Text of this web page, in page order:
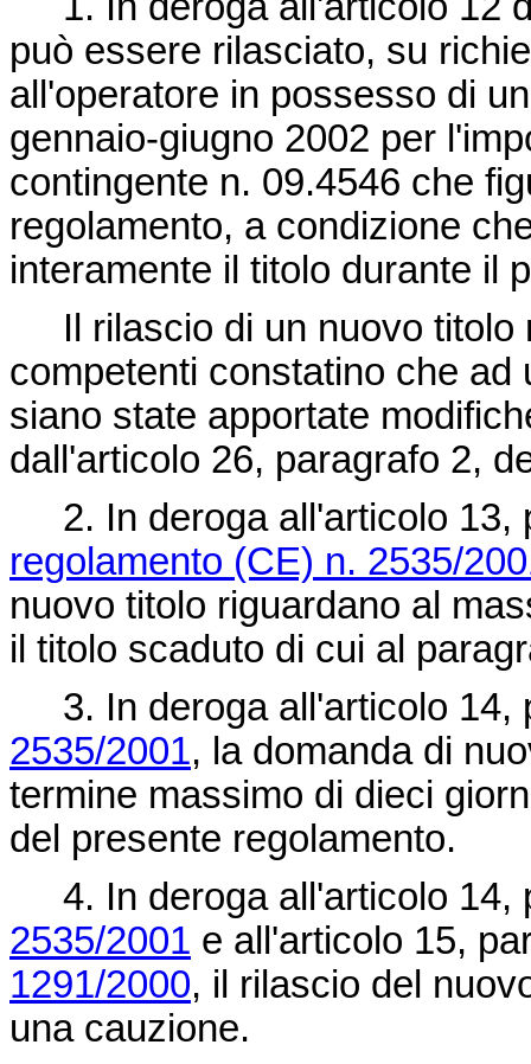
può essere rilasciato, su
all'operatore in possesso di
gennaio-giugno 2002 per
contingente n. 09.4546 che
regolamento, a condizione
interamente il titolo durante il
Il rilascio di un nuovo
competenti constatino che
siano state apportate
dall'articolo 26, paragrafo 2,
2. In deroga all'articolo
regolamento (CE) n. 2535/
nuovo titolo riguardano al
il titolo scaduto di cui al
3. In deroga all'articolo
2535/2001, la domanda di
termine massimo di dieci
del presente regolamento.
4. In deroga all'articolo
2535/2001 e all'articolo 15,
1291/2000, il rilascio del
una cauzione.